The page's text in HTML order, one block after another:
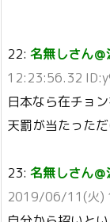
22: 名無しさん
12:23:56.32
日本なら在チョ
天罰が当たった
23: 名無しさん
2019/06/11(火)